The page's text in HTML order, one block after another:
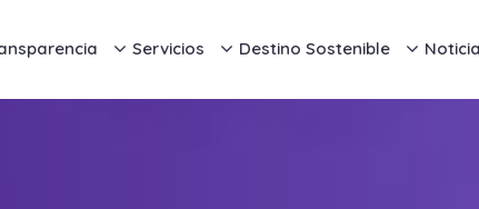
Servicios Destino Sostenible